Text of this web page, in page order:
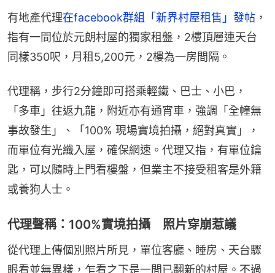
有地產代理在facebook群組「新界村屋租售」發帖 ，
指有一間位於元朗村屋的獨家租盤，2樓頂層連天台
同樣350呎，月租5,200元，2樓為一房間隔。
代理稱，步行2分鐘即可搭乘輕鐵、巴士、小巴，
「多車」往返九龍，附近亦有通宵車，強調「全幢無
事故發生」、「100% 現場實境拍攝，絕對真實」，
而單位有光纖入屋，確保網速。代理又指，有單位鑰
匙，可以隨時上門看樓盤，但業主不接受租客是外籍
或養狗人士。
代理聲稱：100%實境拍攝 照片穿崩惹議
從代理上傳個別照片所見，單位客廳、睡房、天台驟
眼看並無異樣，乍看之下是一間已翻新的村屋。不過